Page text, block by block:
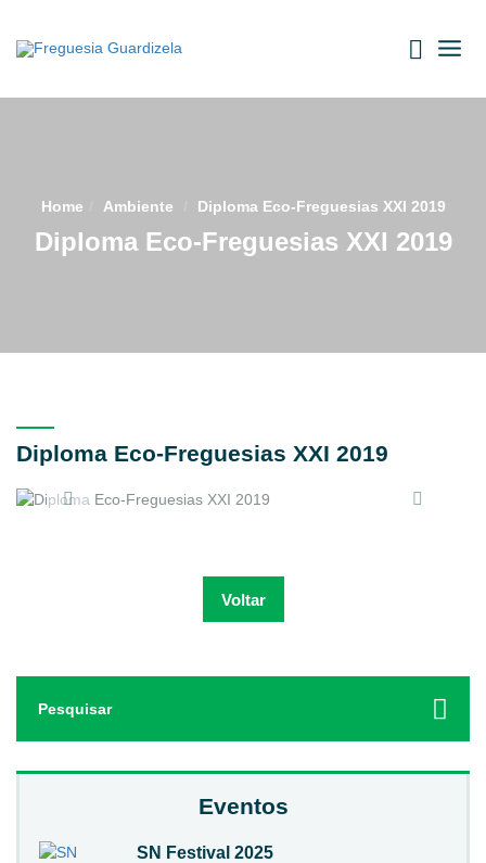
content
Home ambiente Diploma Eco-Freguesias XXI 2019
Diploma Eco-Freguesias XXI 2019
Diploma Eco-Freguesias XXI 2019
Voltar
for:
Eventos
SN Festival 2025